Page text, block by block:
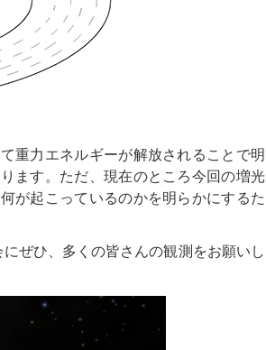
重力エネルギーが解放されることで明
ます。ただ、現在のところ今回の増光
が起こっているのかを明らかにするた
ぜひ、多くの皆さんの観測をお願いし